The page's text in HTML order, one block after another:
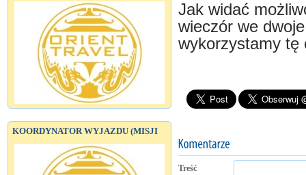
KOORDYNATOR WYJAZDU (MISJI
Jak widać
wieczór we
wykorzystamy tę
Treść